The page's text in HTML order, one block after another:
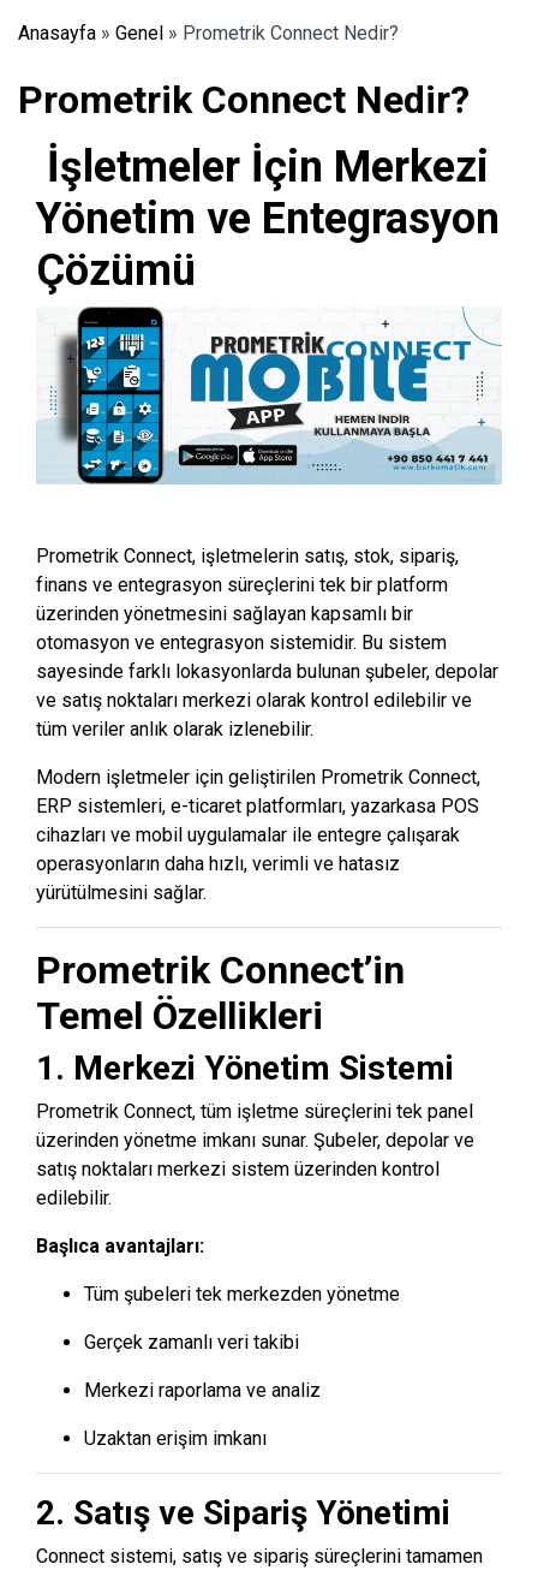
Anasayfa » Genel » Prometrik Connect Nedir?
Prometrik Connect Nedir?
İşletmeler İçin Merkezi
Yönetim ve Entegrasyon
Çözümü
Prometrik Connect, işletmelerin satış, stok, sipariş,
finans ve entegrasyon süreçlerini tek bir platform
üzerinden yönetmesini sağlayan kapsamlı bir
otomasyon ve entegrasyon sistemidir. Bu sistem
sayesinde farklı lokasyonlarda bulunan şubeler, depolar
ve satış noktaları merkezi olarak kontrol edilebilir ve
tüm veriler anlık olarak izlenebilir.
Modern işletmeler için geliştirilen Prometrik Connect,
ERP sistemleri, e-ticaret platformları, yazarkasa POS
cihazları ve mobil uygulamalar ile entegre çalışarak
operasyonların daha hızlı, verimli ve hatasız
yürütülmesini sağlar.
Prometrik Connect’in
Temel Özellikleri
1. Merkezi Yönetim Sistemi
Prometrik Connect, tüm işletme süreçlerini tek panel
üzerinden yönetme imkanı sunar. Şubeler, depolar ve
satış noktaları merkezi sistem üzerinden kontrol
edilebilir.
Başlıca avantajları:
Tüm şubeleri tek merkezden yönetme
Gerçek zamanlı veri takibi
Merkezi raporlama ve analiz
Uzaktan erişim imkanı
2. Satış ve Sipariş Yönetimi
Connect sistemi, satış ve sipariş süreçlerini tamamen